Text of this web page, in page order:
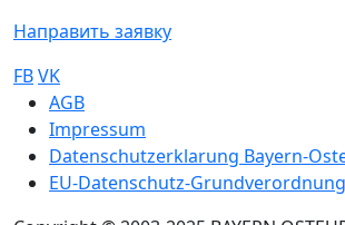
Направить заявку
FBVK
Sub footer
AGB
Impressum
Datenschutzerklarung Bayern-
EU-Datenschutz-Grundverordnung